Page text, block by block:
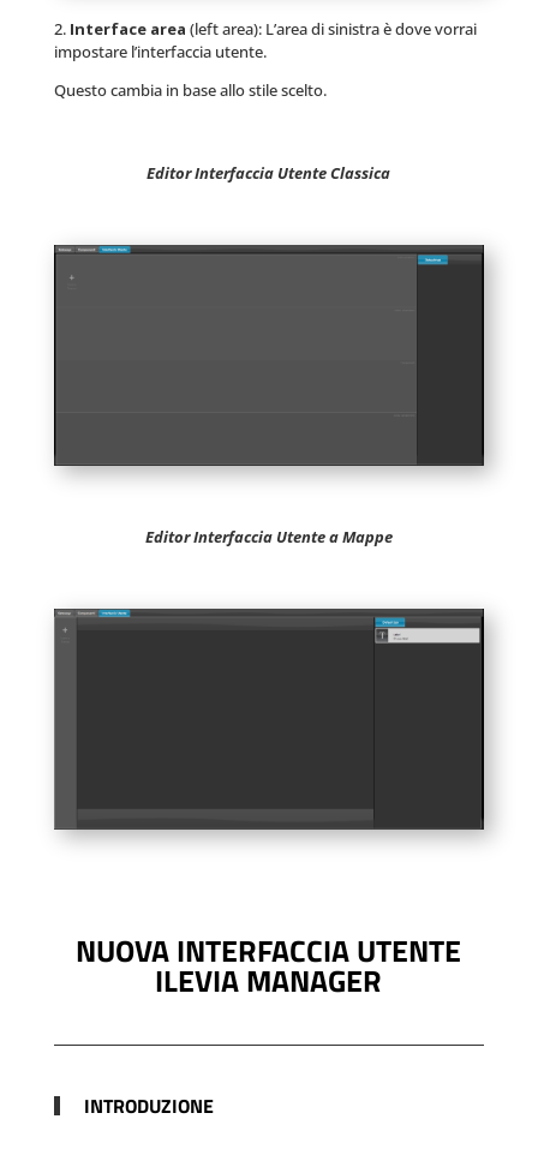
2. Interface area (left area): L’area di sinistra è dove vorrai
impostare l’interfaccia utente.
Questo cambia in base allo stile scelto.
Editor Interfaccia Utente Classica
Editor Interfaccia Utente a Mappe
NUOVA INTERFACCIA UTENTE
ILEVIA MANAGER
INTRODUZIONE